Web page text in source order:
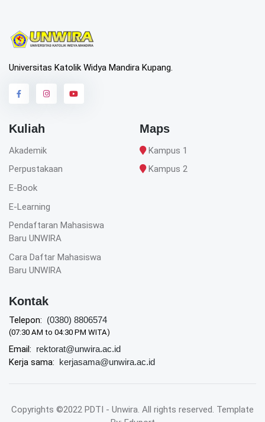
Universitas Katolik Widya Mandira Kupang.
Kuliah
Akademik
Perpustakaan
E-Book
E-Learning
Pendaftaran Mahasiswa
Baru UNWIRA
Cara Daftar Mahasiswa
Baru UNWIRA
Maps
Kampus 1
Kampus 2
Kontak
Telepon: (0380) 8806574
(07:30 AM to 04:30 PM WITA)
Email: rektorat@unwira.ac.id
Kerja sama: kerjasama@unwira.ac.id
Copyrights ©2022 PDTI - Unwira. All rights reserved. Template